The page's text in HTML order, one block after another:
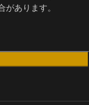
あります。